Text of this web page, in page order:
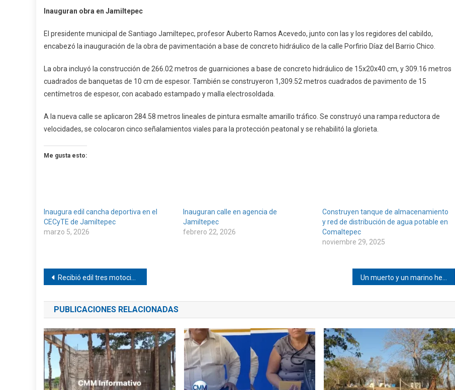
Jamiltepec
Inauguran obra en Jamiltepec
El presidente municipal de Santiago Jamiltepec, profesor Auberto Ramos Acevedo, junto con las y los regidores del cabildo,
encabezó la inauguración de la obra de pavimentación a base de concreto hidráulico de la calle Porfirio Díaz del Barrio Chico.
La obra incluyó la construcción de 266.02 metros de guarniciones a base de concreto hidráulico de 15x20x40 cm, y 309.16 metros
cuadrados de banquetas de 10 cm de espesor. También se construyeron 1,309.52 metros cuadrados de pavimento de 15
centímetros de espesor, con acabado estampado y malla electrosoldada.
A la nueva calle se aplicaron 284.58 metros lineales de pintura esmalte amarillo tráfico. Se construyó una rampa reductora de
velocidades, se colocaron cinco señalamientos viales para la protección peatonal y se rehabilitó la glorieta.
Me gusta esto:
Inaugura edil cancha deportiva en el
CECyTE de Jamiltepec
marzo 5, 2026
Inauguran calle en agencia de
Jamiltepec
febrero 22, 2026
Construyen tanque de almacenamiento
y red de distribución de agua potable en
Comaltepec
noviembre 29, 2025
Navegación
de
entradas
Recibió edil tres motocicletas de la CANACO de Pinotepa
PUBLICACIONES RELACIONADAS